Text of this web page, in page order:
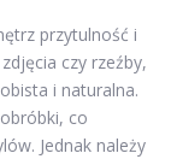
przytulność i
czy rzeźby,
i naturalna.
co
Jednak należy